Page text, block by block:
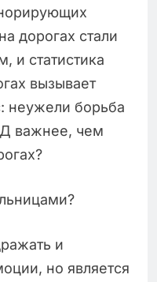
дорогах стали
и статистика
вызывает
неужели борьба
важнее, чем
и
но является